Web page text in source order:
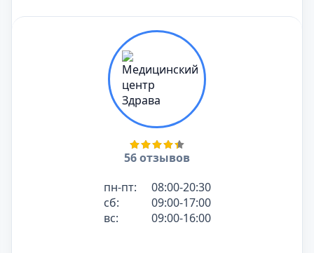
56 отзывов
пн-пт:
08:00-20:30
сб:
09:00-17:00
вс:
09:00-16:00